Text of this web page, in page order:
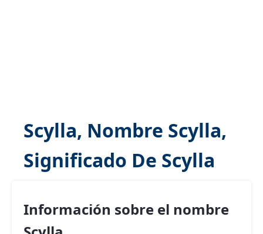
Scylla, Nombre Scylla,
Significado De Scylla
Información sobre el nombre